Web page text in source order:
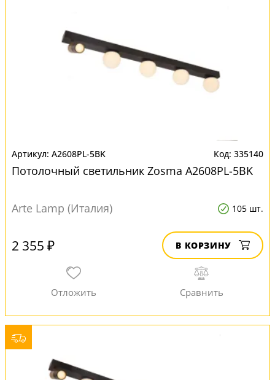
A2608PL-5BK 335140
Потолочный светильник Zosma A2608PL-5BK
Arte Lamp (Италия) 105 шт.
2 355 ₽ В КОРЗИНУ